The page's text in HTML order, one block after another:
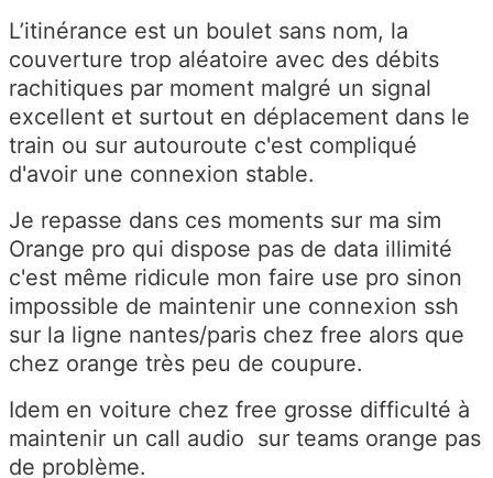
L’itinérance est un boulet sans nom, la
couverture trop aléatoire avec des débits
rachitiques par moment malgré un signal
excellent et surtout en déplacement dans le
train ou sur autouroute c'est compliqué
d'avoir une connexion stable.
Je repasse dans ces moments sur ma sim
Orange pro qui dispose pas de data illimité
c'est même ridicule mon faire use pro sinon
impossible de maintenir une connexion ssh
sur la ligne nantes/paris chez free alors que
chez orange très peu de coupure.
Idem en voiture chez free grosse difficulté à
maintenir un call audio sur teams orange pas
de problème.